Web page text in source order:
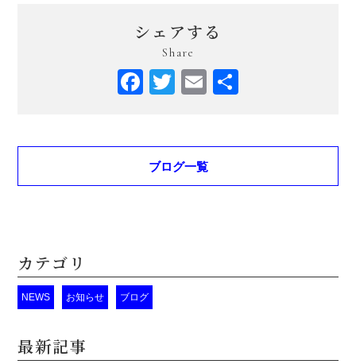
シェアする
Share
Facebook
TwitterEmail
ブログ一覧
カテゴリ
NEWS お知らせ ブログ
最新記事